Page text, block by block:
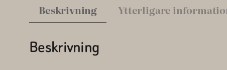
Beskrivning Ytterligare
Beskrivning